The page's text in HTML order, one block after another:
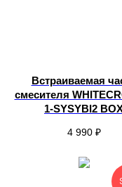
Встраиваемая
смесителя
1-SYSYBI2
4 990 ₽